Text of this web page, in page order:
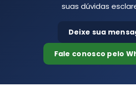
suas dúvidas
Deixe sua
Fale conosco pelo